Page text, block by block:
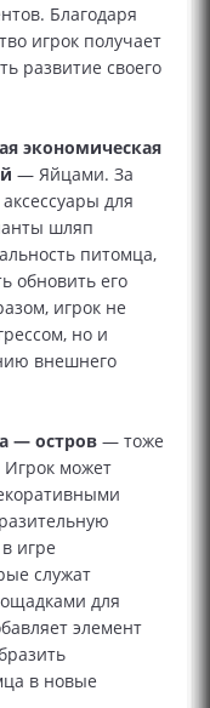
Благодаря
игрок получает
развитие своего
экономическая
— Яйцами. За
для
шляп
питомца,
обновить его
игрок не
но и
внешнего
— остров — тоже
Игрок может
игре
служат
для
элемент
в новые